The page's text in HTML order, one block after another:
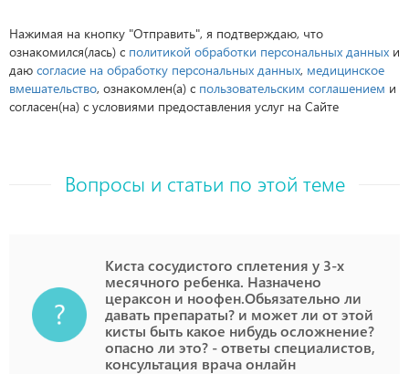
Нажимая на кнопку "Отправить", я подтверждаю, что
ознакомился(лась) с политикой обработки персональных данных и
даю согласие на обработку персональных данных, медицинское
вмешательство, ознакомлен(а) с пользовательским соглашением и
согласен(на) с условиями предоставления услуг на Сайте
Вопросы и статьи по этой теме
Киста сосудистого сплетения у 3-х
месячного ребенка. Назначено
цераксон и ноофен.Обьязательно ли
давать препараты? и может ли от этой
кисты быть какое нибудь осложнение?
опасно ли это? - ответы специалистов,
консультация врача онлайн